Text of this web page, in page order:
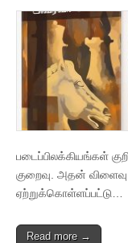
படைப்பிலக்கியங்கள்
குறைவு. அதன்
ஏற்றுக்கொள்ளப்பட்டு…
Read more →